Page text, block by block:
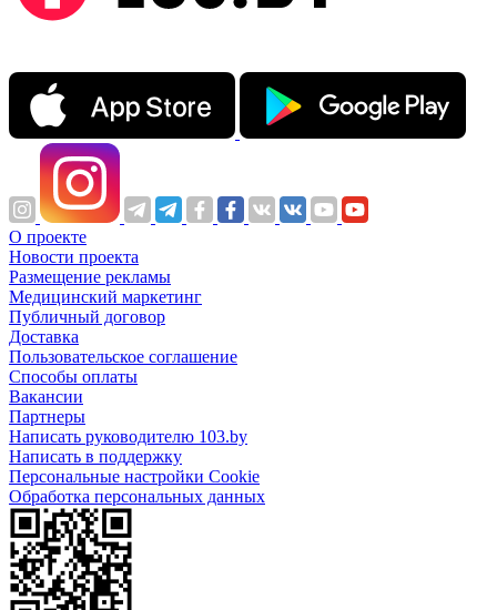
О проекте
Новости проекта
Размещение рекламы
Медицинский маркетинг
Публичный договор
Доставка
Пользовательское соглашение
Способы оплаты
Вакансии
Партнеры
Написать руководителю 103.by
Написать в поддержку
Персональные настройки Cookie
Обработка персональных данных